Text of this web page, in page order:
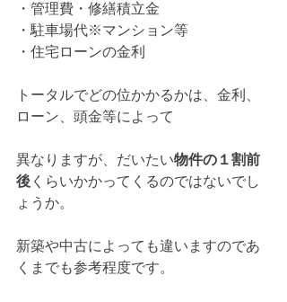
・管理費・修繕積立金
・駐車場代※マンション等
・住宅ローンの金利
トータルでどの位かかるかは、金利、
ローン、頭金等によって
異なりますが、だいたい物件の１割前
後 くらいかかってくるのではないでし
ょうか。
新築や中古によっても違いますのであ
くまでも参考程度です。